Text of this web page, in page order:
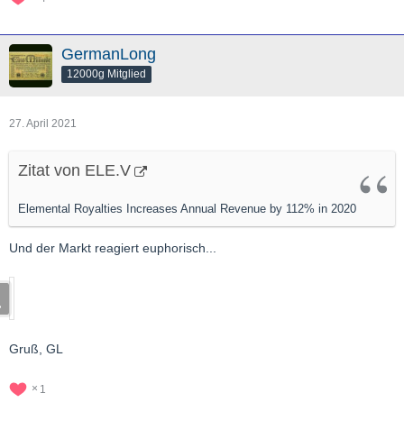
GermanLong
12000g Mitglied
27. April 2021
Zitat von ELE.V
Elemental Royalties Increases Annual Revenue by 112% in 2020
Und der Markt reagiert euphorisch...
Gruß, GL
1